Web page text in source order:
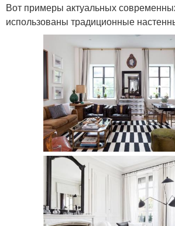
Вот примеры актуальных
использованы традиционные